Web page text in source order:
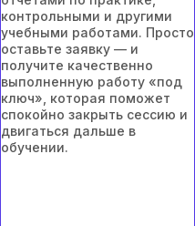
контрольными и другими
учебными работами. Просто
оставьте заявку — и
получите качественно
выполненную работу «под
ключ», которая поможет
спокойно закрыть сессию и
двигаться дальше в
обучении.